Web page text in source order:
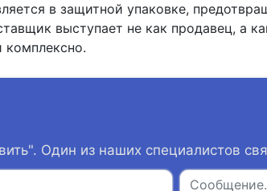
в защитной упаковке,
выступает не как продавец, а
комплексно.
Один из наших специалистов